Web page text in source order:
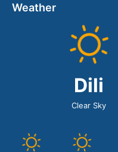
Weather
Dili
Clear Sky